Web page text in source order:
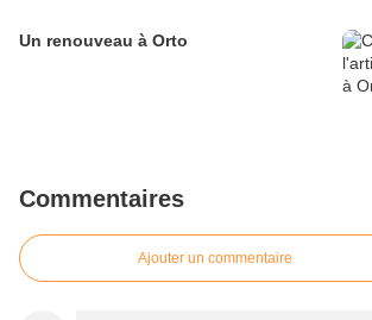
Un renouveau à Orto
Commentaires
Ajouter un commentaire